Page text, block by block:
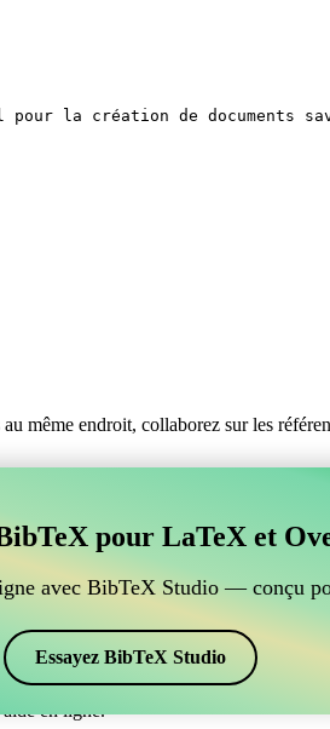
la création de documents
même endroit, collaborez sur les
qui se connecte à
BibTeX, qui se connecte à Overleaf? »
dans Overleaf, CiteDrive
différents styles, y compris
en ligne.
pour LaTeX et
avec BibTeX Studio — conçu
Essayez BibTeX Studio